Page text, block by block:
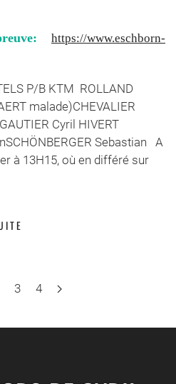
https://www.eschborn-
P/B KTM ROLLAND
malade)CHEVALIER
Cyril HIVERT
Sebastian A
à 13H15, où en différé sur
3 4